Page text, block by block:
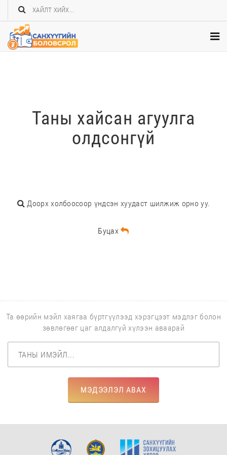
Таны хайсан агуулга
олдсонгүй
Доорх холбоосоор үндсэн хуудаст шилжиж орно уу.
Буцах
Та өөрийн мэйл хаягаа бүртгүүлээд хэрэгцээт мэдлэг болон
зөвлөгөөг цаг алдалгүй хүлээн аваарай
МЭДЭЭЛЭЛ АВАХ